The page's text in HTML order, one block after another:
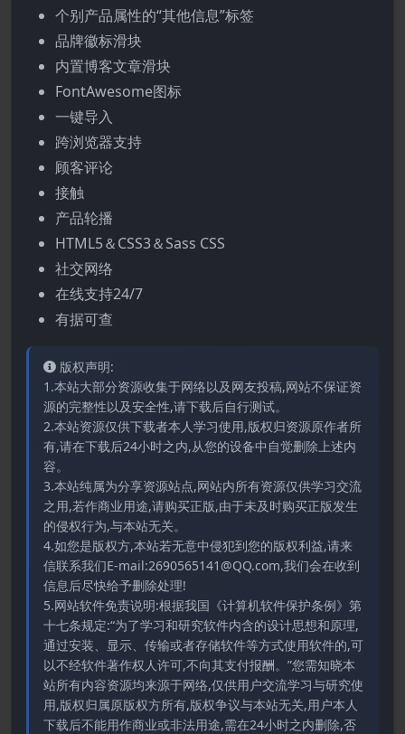
个别产品属性的“其他信息”标签
品牌徽标滑块
内置博客文章滑块
FontAwesome图标
一键导入
跨浏览器支持
顾客评论
接触
产品轮播
HTML5＆CSS3＆Sass CSS
社交网络
在线支持24/7
有据可查
版权声明:
1.本站大部分资源收集于网络以及网友投稿,网站不保证资
源的完整性以及安全性,请下载后自行测试。
2.本站资源仅供下载者本人学习使用,版权归资源原作者所
有,请在下载后24小时之内,从您的设备中自觉删除上述内
容。
3.本站纯属为分享资源站点,网站内所有资源仅供学习交流
之用,若作商业用途,请购买正版,由于未及时购买正版发生
的侵权行为,与本站无关。
4.如您是版权方,本站若无意中侵犯到您的版权利益,请来
信联系我们E-mail:2690565141@QQ.com,我们会在收到
信息后尽快给予删除处理!
5.网站软件免责说明:根据我国《计算机软件保护条例》第
十七条规定:“为了学习和研究软件内含的设计思想和原理,
通过安装、显示、传输或者存储软件等方式使用软件的,可
以不经软件著作权人许可,不向其支付报酬。”您需知晓本
站所有内容资源均来源于网络,仅供用户交流学习与研究使
用,版权归属原版权方所有,版权争议与本站无关,用户本人
下载后不能用作商业或非法用途,需在24小时之内删除,否